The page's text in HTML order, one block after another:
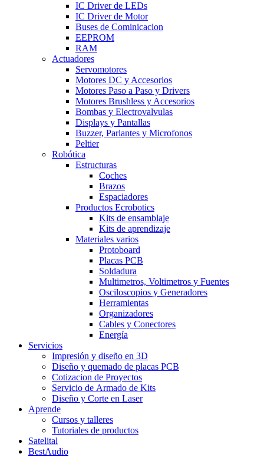
IC Driver de LEDs
IC Driver de Motor
Buses de Cominicacion
EEPROM
RAM
Actuadores
Servomotores
Motores DC y Accesorios
Motores Paso a Paso y Drivers
Motores Brushless y Accesorios
Bombas y Electrovalvulas
Displays y Pantallas
Buzzer, Parlantes y Microfonos
Peltier
Robótica
Estructuras
Coches
Brazos
Espaciadores
Productos Ecrobotics
Kits de ensamblaje
Kits de aprendizaje
Materiales varios
Protoboard
Placas PCB
Soldadura
Multimetros, Voltimetros y Fuentes
Osciloscopios y Generadores
Herramientas
Organizadores
Cables y Conectores
Energía
Servicios
Impresión y diseño en 3D
Diseño y quemado de placas PCB
Cotizacion de Proyectos
Servicio de Armado de Kits
Diseño y Corte en Laser
Aprende
Cursos y talleres
Tutoriales de productos
Satelital
BestAudio